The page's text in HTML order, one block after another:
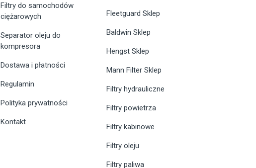
Filtry do samochodów
ciężarowych
Separator oleju do
kompresora
Dostawa i płatności
Regulamin
Polityka prywatności
Kontakt
Fleetguard Sklep
Baldwin Sklep
Hengst Sklep
Mann Filter Sklep
Filtry hydrauliczne
Filtry powietrza
Filtry kabinowe
Filtry oleju
Filtry paliwa